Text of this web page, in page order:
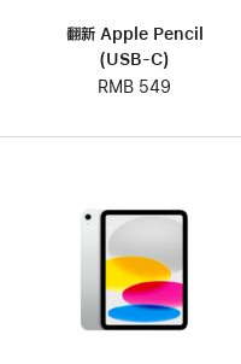
翻新 Apple Pencil
(USB-C)
RMB 549